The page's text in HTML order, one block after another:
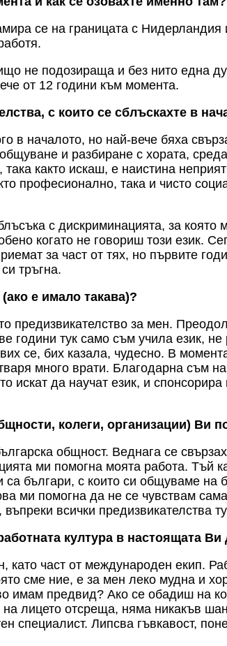
се на границата с Нидерландия
не подозираща и без нито една
от 12 години към момента.
с които се сблъскахте в
в началото, но най-вече бяха
и разбиране с хората,
както искаш, е наистина
професионално, така и чисто
с дискриминацията, за която
когато не говориш този език.
за част от тях, но първите
тръгна.
е имало такава)?
предизвикателство за мен.
години тук само съм учила език,
се, бих казала, чудесно. В
много врати. Благодарна съм
искат да научат език, и
колеги, организации) Ви
общност. Веднага се
ми помогна моята работа. Тъй
са българи, с които си общуваме на
ми помогна да не се чувствам
всички предизвикателства
култура в настоящата Ви
като част от международен екип.
сме ние, е за мен леко мудна и
имам предвид? Ако се обадиш на
лицето отсреща, няма никакъв
специалист. Липсва гъвкавост,